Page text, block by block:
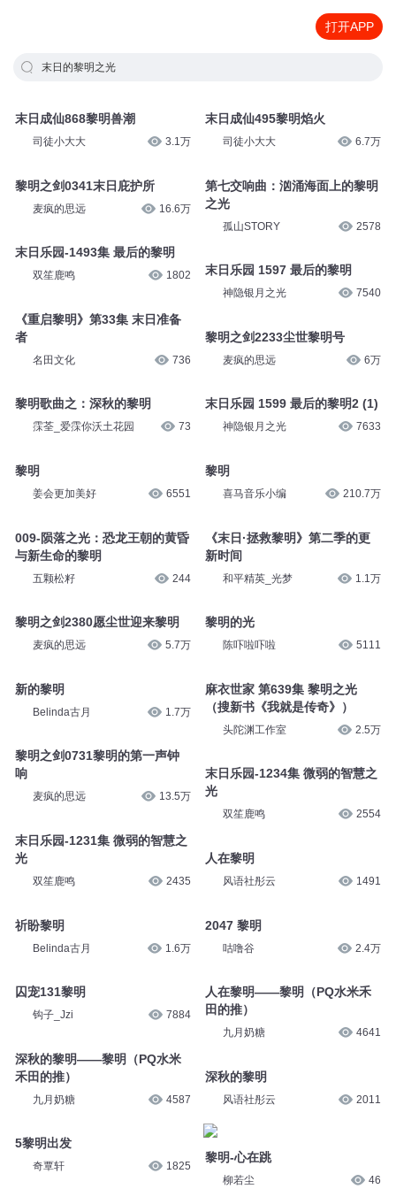
打开APP
末日的黎明之光
末日成仙868黎明兽潮
司徒小大大 3.1万
黎明之剑0341末日庇护所
麦疯的思远 16.6万
末日乐园-1493集 最后的黎明
双笙鹿鸣 1802
《重启黎明》第33集 末日准备
者
名田文化 736
黎明歌曲之：深秋的黎明
霂荃_爱霂你沃土花园 73
黎明
姜会更加美好 6551
009-陨落之光：恐龙王朝的黄昏
与新生命的黎明
五颗松籽 244
黎明之剑2380愿尘世迎来黎明
麦疯的思远 5.7万
新的黎明
Belinda古月 1.7万
黎明之剑0731黎明的第一声钟
响
麦疯的思远 13.5万
末日乐园-1231集 微弱的智慧之
光
双笙鹿鸣 2435
祈盼黎明
Belinda古月 1.6万
囚宠131黎明
钩子_Jzi 7884
深秋的黎明——黎明（PQ水米
禾田的推）
九月奶糖 4587
5黎明出发
奇覃轩 1825
末日成仙495黎明焰火
司徒小大大 6.7万
第七交响曲：汹涌海面上的黎明
之光
孤山STORY 2578
末日乐园 1597 最后的黎明
神隐银月之光 7540
黎明之剑2233尘世黎明号
麦疯的思远 6万
末日乐园 1599 最后的黎明2 (1)
神隐银月之光 7633
黎明
喜马音乐小编 210.7万
《末日·拯救黎明》第二季的更
新时间
和平精英_光梦 1.1万
黎明的光
陈吓啦吓啦 5111
麻衣世家 第639集 黎明之光
（搜新书《我就是传奇》）
头陀渊工作室 2.5万
末日乐园-1234集 微弱的智慧之
光
双笙鹿鸣 2554
人在黎明
风语社彤云 1491
2047 黎明
咕噜谷 2.4万
人在黎明——黎明（PQ水米禾
田的推）
九月奶糖 4641
深秋的黎明
风语社彤云 2011
黎明-心在跳
柳若尘 46